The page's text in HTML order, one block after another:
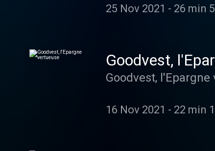
25 Nov 2021 - 26 min
Goodvest,
Goodvest,
16 Nov 2021 - 22 min